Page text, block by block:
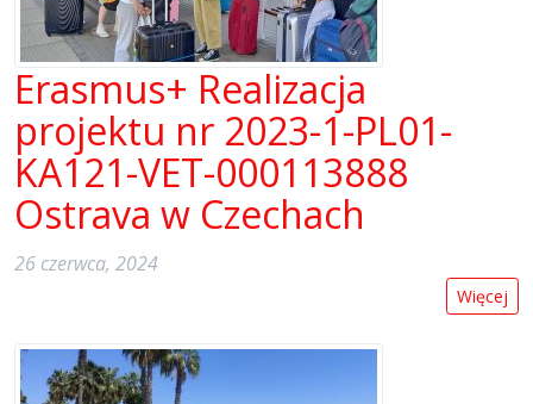
Erasmus+ Realizacja
projektu nr 2023-1-PL01-
KA121-VET-000113888
Ostrava w Czechach
26 czerwca, 2024
Więcej